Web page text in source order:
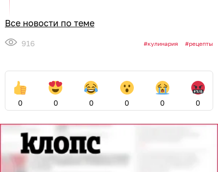
Все новости по теме
916 кулинария рецепты
0 0 0 0 0 0